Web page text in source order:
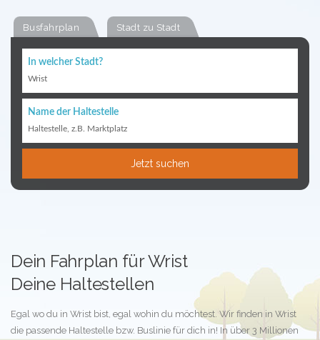
Busfahrplan Stadt zu Stadt
In welcher Stadt?
Wrist
Name der Haltestelle
Haltestelle, z.B. Marktplatz
Jetzt suchen
Dein Fahrplan für Wrist
Deine Haltestellen
Egal wo du in Wrist bist, egal wohin du möchtest. Wir finden in Wrist
die passende Haltestelle bzw. Buslinie für dich in! In über 3 Millionen